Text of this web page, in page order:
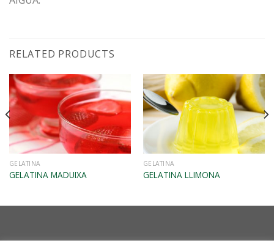
RELATED PRODUCTS
GELATINA
GELATINA MADUIXA
GELATINA
GELATINA LLIMONA